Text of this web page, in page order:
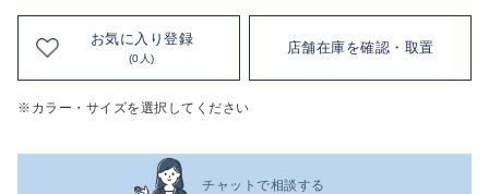
お気に入り登録
(0人)
店舗在庫を確認・取置
※カラー・サイズを選択してください
チャットで相談する